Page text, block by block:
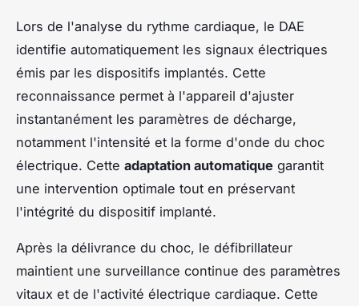
Lors de l'analyse du rythme cardiaque, le DAE
identifie automatiquement les signaux électriques
émis par les dispositifs implantés. Cette
reconnaissance permet à l'appareil d'ajuster
instantanément les paramètres de décharge,
notamment l'intensité et la forme d'onde du choc
électrique. Cette adaptation automatique garantit
une intervention optimale tout en préservant
l'intégrité du dispositif implanté.
Après la délivrance du choc, le défibrillateur
maintient une surveillance continue des paramètres
vitaux et de l'activité électrique cardiaque. Cette